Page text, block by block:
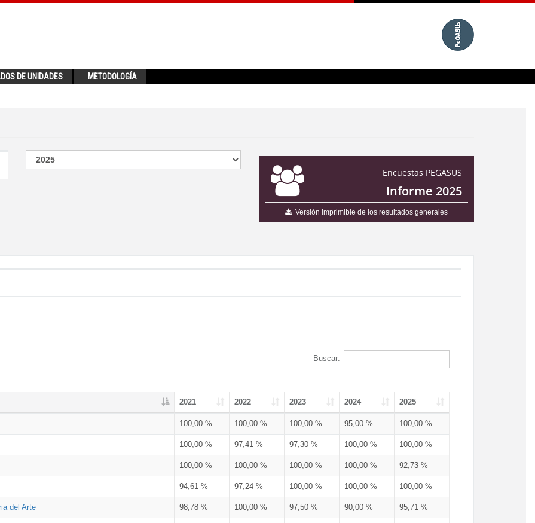
DE UNIDADES METODOLOGÍA
Encuestas PEGASUS
Informe 2025
Versión imprimible de los resultados generales
Buscar:
2021 2022 2023 2024 2025
100,00 % 100,00 % 100,00 % 95,00 % 100,00 %
100,00 % 97,41 % 97,30 % 100,00 % 100,00 %
100,00 % 100,00 % 100,00 % 100,00 % 92,73 %
94,61 % 97,24 % 100,00 % 100,00 % 100,00 %
del Arte 98,78 % 100,00 % 97,50 % 90,00 % 95,71 %